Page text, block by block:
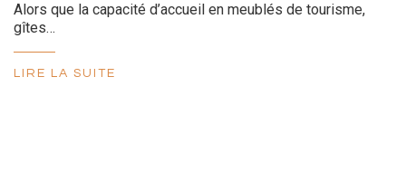
Alors que la capacité d’accueil en meublés de tourisme,
gîtes…
LIRE LA SUITE